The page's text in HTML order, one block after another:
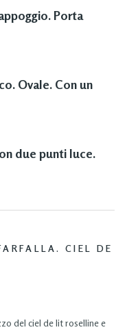
Porta
Ovale. Con un
due punti luce.
CIEL DE
del ciel de lit roselline e